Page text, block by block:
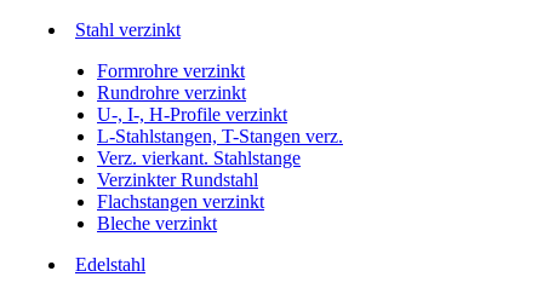
Stahl verzinkt
Formrohre verzinkt
Rundrohre verzinkt
U-, I-, H-Profile verzinkt
L-Stahlstangen, T-Stangen verz.
Verz. vierkant. Stahlstange
Verzinkter Rundstahl
Flachstangen verzinkt
Bleche verzinkt
Edelstahl